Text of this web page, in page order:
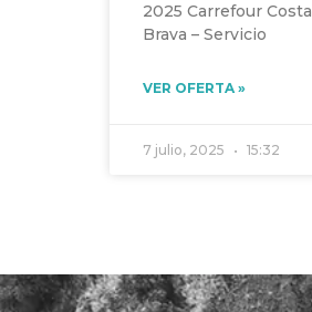
2025 Carrefour Costa
Brava – Servicio
VER OFERTA »
7 julio, 2025 15:32